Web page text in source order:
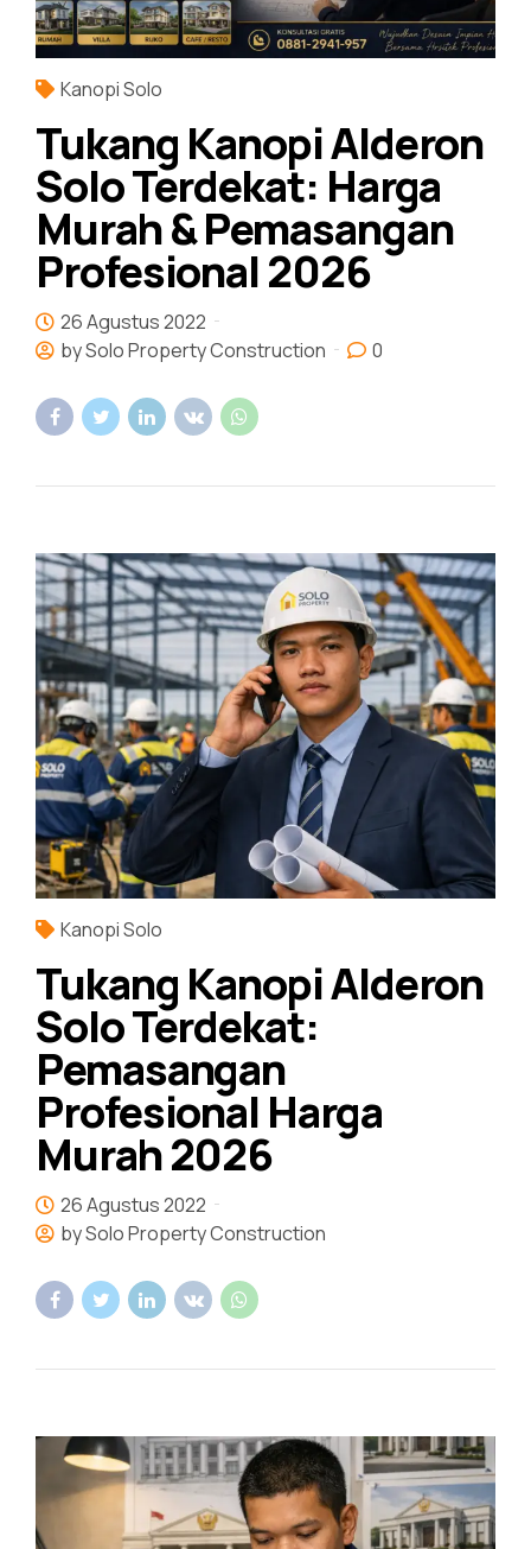
Kanopi Solo
Tukang Kanopi Alderon
Solo Terdekat: Harga
Murah & Pemasangan
Profesional 2026
26 Agustus 2022
by Solo Property Construction
0
Kanopi Solo
Tukang Kanopi Alderon
Solo Terdekat:
Pemasangan
Profesional Harga
Murah 2026
26 Agustus 2022
by Solo Property Construction